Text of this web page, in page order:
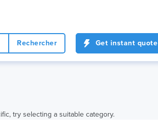
Rechercher Get instant quote
try selecting a suitable category.